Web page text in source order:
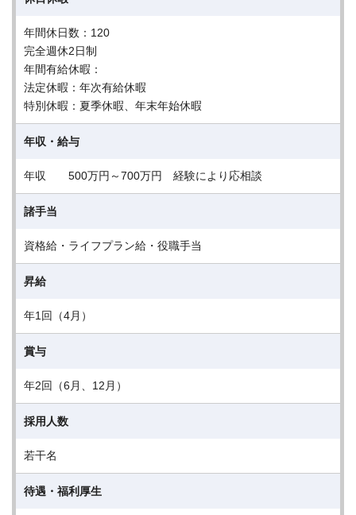
年間休日数：120
完全週休2日制
年間有給休暇：
法定休暇：年次有給休暇
特別休暇：夏季休暇、年末年始休暇
年収・給与
年収 500万円～700万円 経験により応相談
諸手当
資格給・ライフプラン給・役職手当
昇給
年1回（4月）
賞与
年2回（6月、12月）
採用人数
若干名
待遇・福利厚生